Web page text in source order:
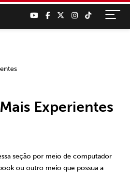
Experientes
seção por meio de computador
ou outro meio que possua a